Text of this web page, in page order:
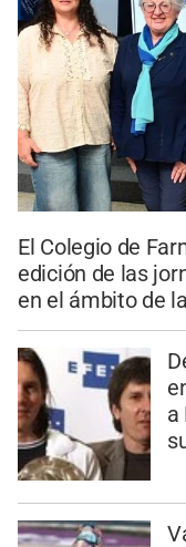
El Colegio de
edición de las
en el ámbito de
a